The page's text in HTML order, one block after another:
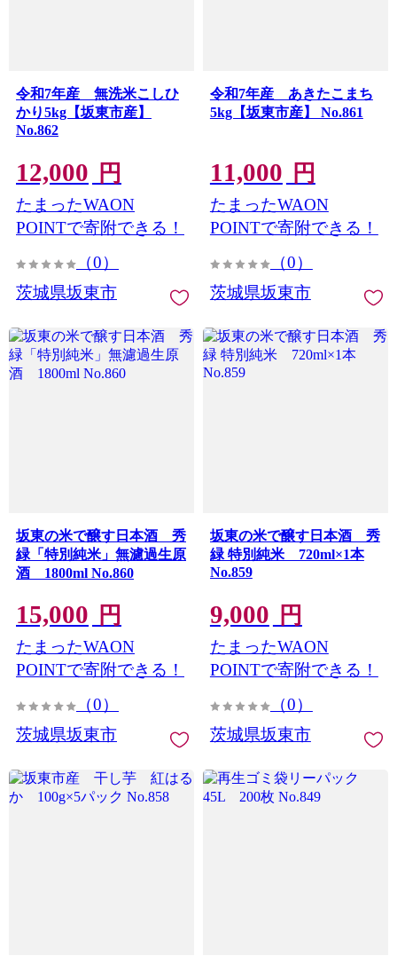
令和7年産 無洗米こしひ
かり5kg【坂東市産】
No.862
12,000 円
たまったWAON
POINTで寄附できる！
（0）
茨城県坂東市
令和7年産 あきたこまち
5kg【坂東市産】 No.861
11,000 円
たまったWAON
POINTで寄附できる！
（0）
茨城県坂東市
坂東の米で醸す日本酒 秀
緑「特別純米」無濾過生原
酒 1800ml No.860
15,000 円
たまったWAON
POINTで寄附できる！
（0）
茨城県坂東市
坂東の米で醸す日本酒 秀
緑 特別純米 720ml×1本
No.859
9,000 円
たまったWAON
POINTで寄附できる！
（0）
茨城県坂東市